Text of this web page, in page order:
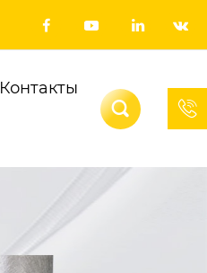
   
Контакты

